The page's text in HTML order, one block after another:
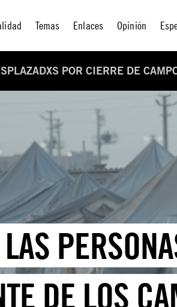
Temas Enlaces Opinión
POR CIERRE DE
DE LOS